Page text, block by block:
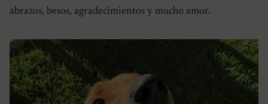
abrazos, besos, agradecimientos y mucho amor.